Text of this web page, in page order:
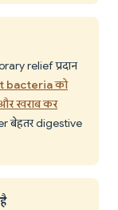
relief प्रदान
bacteria को
खराब कर
बेहतर digestive